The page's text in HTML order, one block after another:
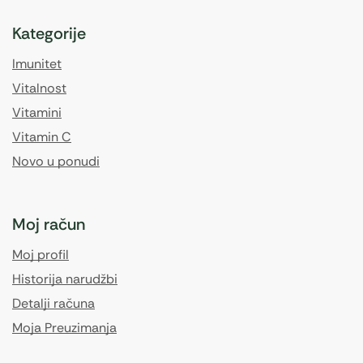
Kategorije
Imunitet
Vitalnost
Vitamini
Vitamin C
Novo u ponudi
Moj račun
Moj profil
Historija narudžbi
Detalji računa
Moja Preuzimanja